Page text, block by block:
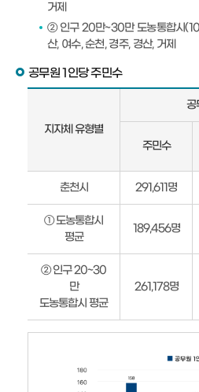
거제
② 인구 20만~30만 도농통합시(10
산, 여수, 순천, 경주, 경산, 거제
공무원 1인당 주민수
원
당
주
민
수
안
내
지자체 유형별
공
주민수
춘천시 291,611명
① 도농통합시
평균
189,456명
② 인구 20~30
만
도농통합시 평균
261,178명